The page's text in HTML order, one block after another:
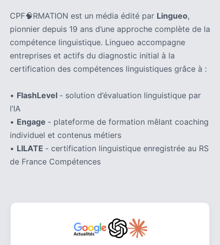
CPF🧠RMATION est un média édité par Lingueo,
pionnier depuis 19 ans d’une approche complète de la
compétence linguistique. Lingueo accompagne
entreprises et actifs du diagnostic initial à la
certification des compétences linguistiques grâce à :
• FlashLevel - solution d’évaluation linguistique par
l’IA
• Engage - plateforme de formation mêlant coaching
individuel et contenus métiers
• LILATE - certification linguistique enregistrée au RS
de France Compétences